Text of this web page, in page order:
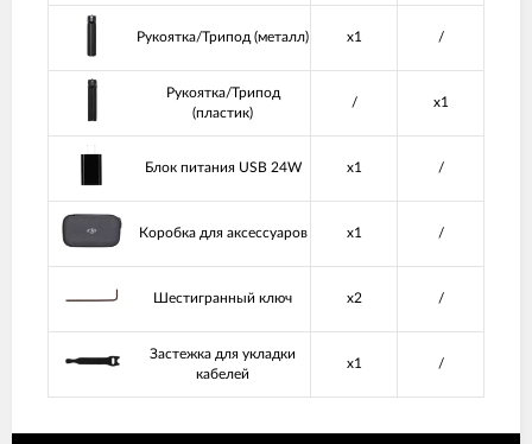
Рукоятка/Трипод (металл) x1 /
Рукоятка/Трипод
(пластик)
/ x1
Блок питания USB 24W x1 /
Коробка для аксессуаров x1 /
Шестигранный ключ x2 /
Застежка для укладки
кабелей
x1 /